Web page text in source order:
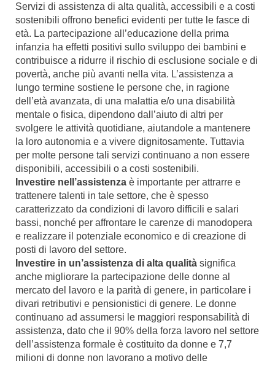
Servizi di assistenza di alta qualità, accessibili e a costi
sostenibili offrono benefici evidenti per tutte le fasce di
età. La partecipazione all’educazione della prima
infanzia ha effetti positivi sullo sviluppo dei bambini e
contribuisce a ridurre il rischio di esclusione sociale e di
povertà, anche più avanti nella vita. L’assistenza a
lungo termine sostiene le persone che, in ragione
dell’età avanzata, di una malattia e/o una disabilità
mentale o fisica, dipendono dall’aiuto di altri per
svolgere le attività quotidiane, aiutandole a mantenere
la loro autonomia e a vivere dignitosamente. Tuttavia
per molte persone tali servizi continuano a non essere
disponibili, accessibili o a costi sostenibili.
Investire nell’assistenza è importante per attrarre e
trattenere talenti in tale settore, che è spesso
caratterizzato da condizioni di lavoro difficili e salari
bassi, nonché per affrontare le carenze di manodopera
e realizzare il potenziale economico e di creazione di
posti di lavoro del settore.
Investire in un’assistenza di alta qualità significa
anche migliorare la partecipazione delle donne al
mercato del lavoro e la parità di genere, in particolare i
divari retributivi e pensionistici di genere. Le donne
continuano ad assumersi le maggiori responsabilità di
assistenza, dato che il 90% della forza lavoro nel settore
dell’assistenza formale è costituito da donne e 7,7
milioni di donne non lavorano a motivo delle